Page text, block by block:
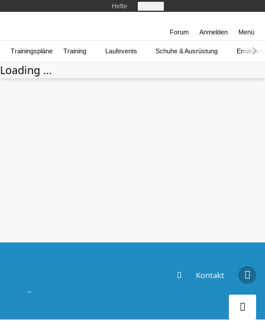
Hefte
Forum Anmelden Menü
Trainingspläne Training Laufevents Schuhe & Ausrüstung
Loading ...
Kontakt
Berg- und Landschafts-Läufe im wilden Süden